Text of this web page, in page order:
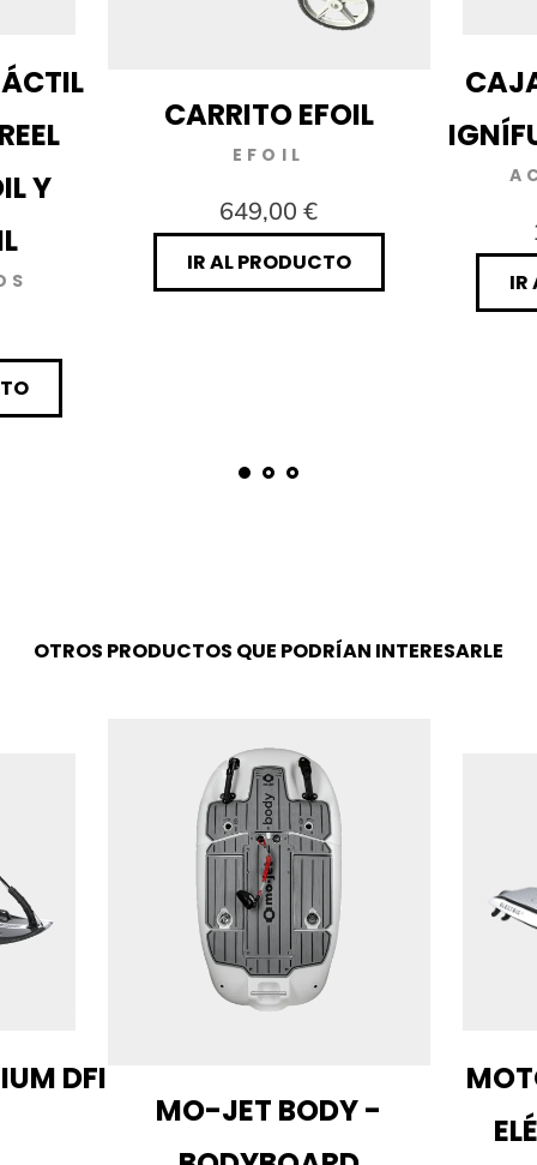
Y
CARRITO EFOIL
EFOIL
649,00 €
IR AL PRODUCTO
IR
OTROS PRODUCTOS QUE PODRÍAN INTERESARLE
DFI
MO-JET BODY -